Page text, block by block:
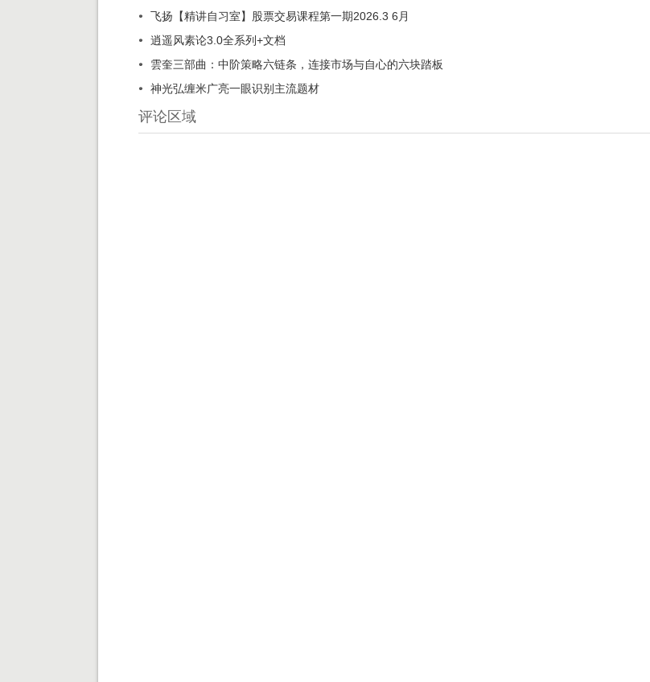
飞扬【精讲自习室】股票交易课程第一期2026.3 6月
逍遥风素论3.0全系列+文档
雲奎三部曲：中阶策略六链条，连接市场与自心的六块踏板
神光弘缠米广亮一眼识别主流题材
评论区域